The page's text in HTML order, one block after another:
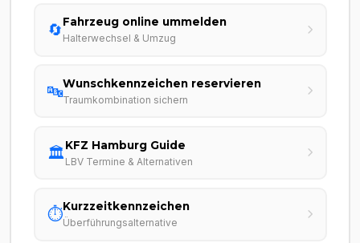
🔄Fahrzeug online ummelden
Halterwechsel & Umzug
🔤Wunschkennzeichen reservieren
Traumkombination sichern
🏛️KFZ Hamburg Guide
LBV Termine & Alternativen
⏱️Kurzzeitkennzeichen
Überführungsalternative